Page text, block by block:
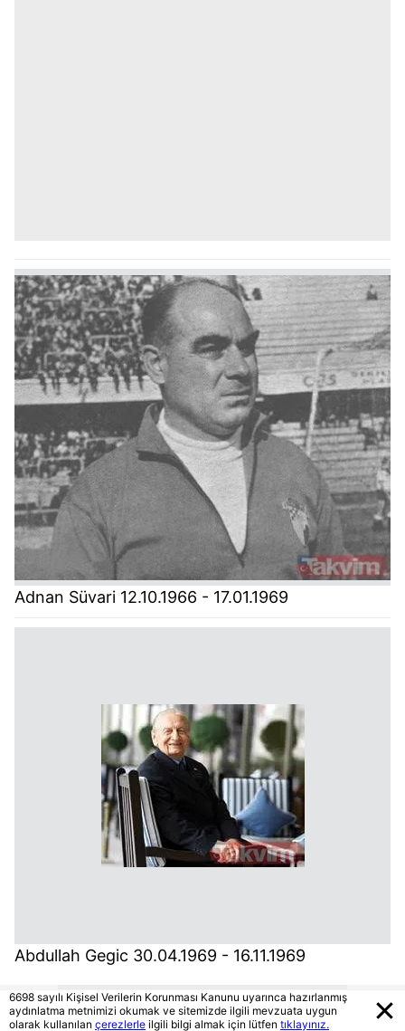
Adnan Süvari 12.10.1966 - 17.01.1969
Abdullah Gegic 30.04.1969 - 16.11.1969
6698 sayılı Kişisel Verilerin Korunması Kanunu uyarınca hazırlanmış
aydınlatma metnimizi okumak ve sitemizde ilgili mevzuata uygun
olarak kullanılan çerezlerle ilgili bilgi almak için lütfen tıklayınız.